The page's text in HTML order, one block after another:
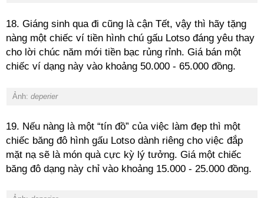
18. Giáng sinh qua đi cũng là cận Tết, vậy thì hãy tặng
nàng một chiếc ví tiền hình chú gấu Lotso đáng yêu thay
cho lời chúc năm mới tiền bạc rủng rỉnh. Giá bán một
chiếc ví dạng này vào khoảng 50.000 - 65.000 đồng.
Ảnh: deperier
19. Nếu nàng là một “tín đồ” của việc làm đẹp thì một
chiếc băng đô hình gấu Lotso dành riêng cho việc đắp
mặt nạ sẽ là món quà cực kỳ lý tưởng. Giá một chiếc
băng đô dạng này chỉ vào khoảng 15.000 - 25.000 đồng.